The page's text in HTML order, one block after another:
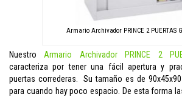
Armario Archivador PRINCE 2 PUERTAS
Nuestro Armario Archivador PRINCE 2
caracteriza por tener una fácil apertura y
puertas correderas. Su tamaño es de
para cuando hay poco espacio. De esta forma